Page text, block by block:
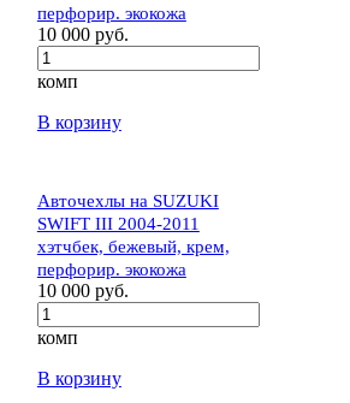
перфорир. экокожа
10 000 руб.
комп
В корзину
Авточехлы на SUZUKI
SWIFT III 2004-2011
хэтчбек, бежевый, крем,
перфорир. экокожа
10 000 руб.
комп
В корзину